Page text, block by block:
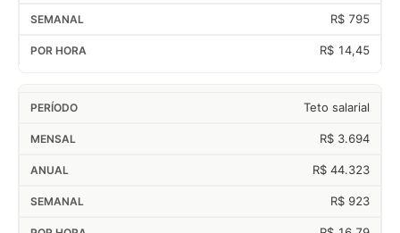
R$ 795
R$ 14,45
Teto salarial
R$ 3.694
R$ 44.323
R$ 923